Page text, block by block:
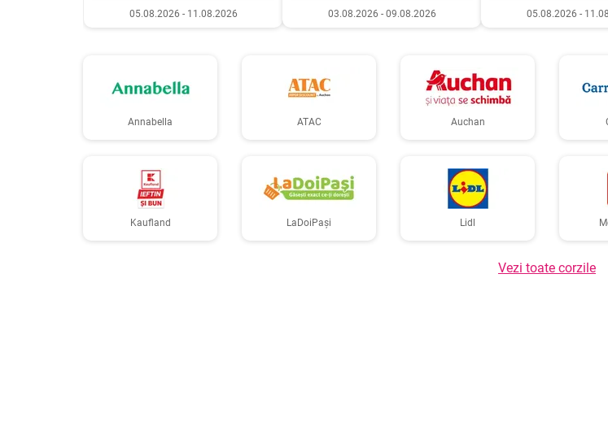
05.08.2026 - 11.08.2026 03.08.2026 - 09.08.2026 05.08.2026 -
Annabella ATAC Auchan
Kaufland LaDoiPași Lidl
Vezi toate corzile